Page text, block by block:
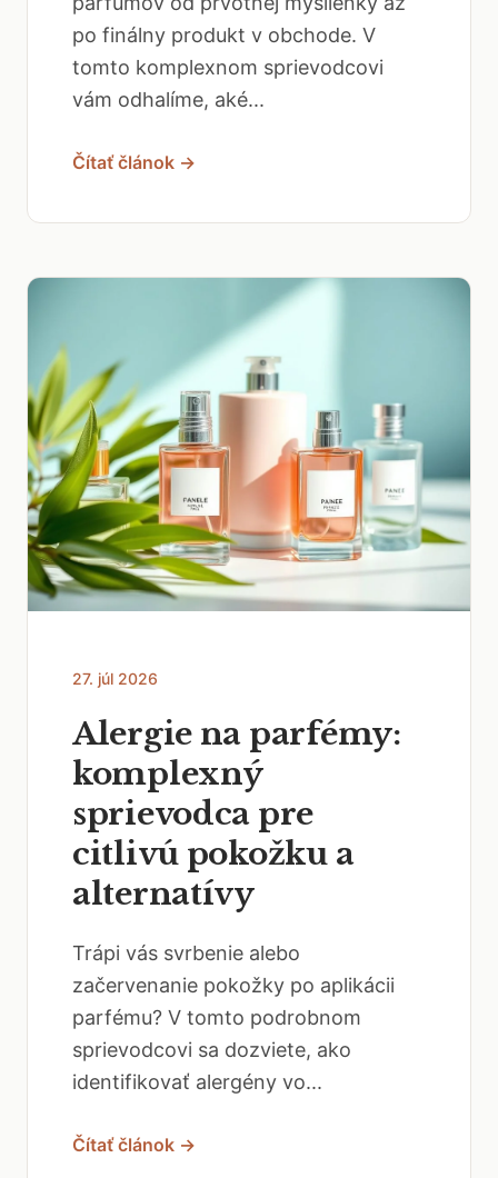
po finálny produkt v obchode. V
tomto komplexnom sprievodcovi
vám odhalíme, aké...
Čítať článok →
27. júl 2026
Alergie na parfémy:
komplexný
sprievodca pre
citlivú pokožku a
alternatívy
Trápi vás svrbenie alebo
začervenanie pokožky po aplikácii
parfému? V tomto podrobnom
sprievodcovi sa dozviete, ako
identifikovať alergény vo...
Čítať článok →